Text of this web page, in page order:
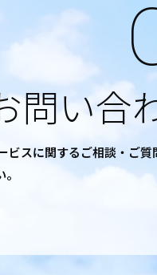
問い合
スに関するご相談・ご質